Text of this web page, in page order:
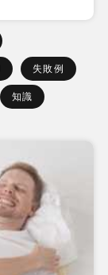
失敗例
知識